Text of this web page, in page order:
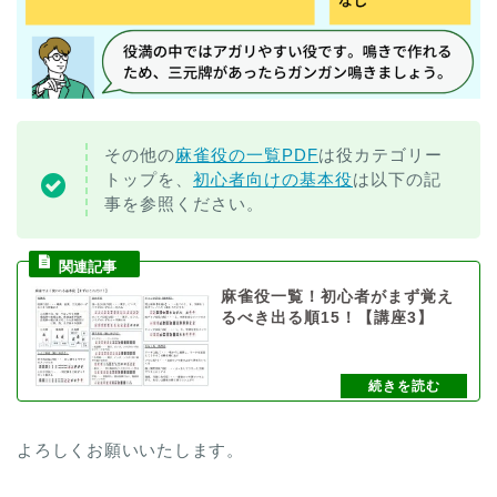
その他の麻雀役の一覧PDFは役カテゴリー
トップを、 初心者向けの基本役は以下の記
事を参照ください。
麻雀役一覧！初心者がまず覚え
るべき出る順15！【講座3】
よろしくお願いいたします。